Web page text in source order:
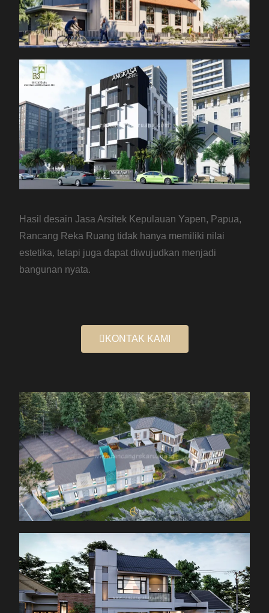
Hasil desain Jasa Arsitek Kepulauan Yapen, Papua,
Rancang Reka Ruang tidak hanya memiliki nilai
estetika, tetapi juga dapat diwujudkan menjadi
bangunan nyata.
KONTAK KAMI